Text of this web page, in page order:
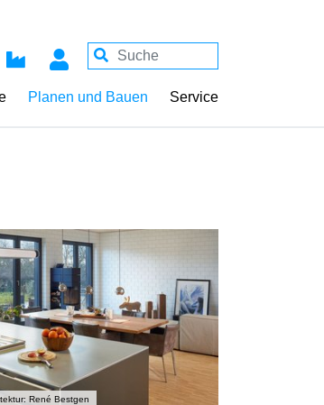
Planen und Bauen Service
René Bestgen